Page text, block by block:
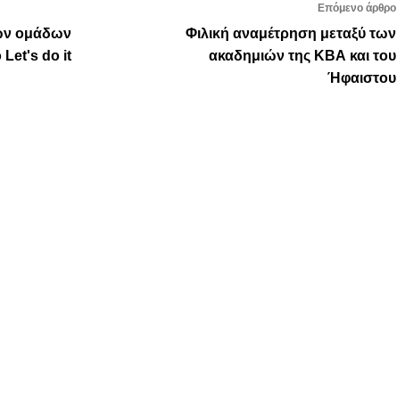
ομάδων
Let's do it
Επόμενο άρθρο
Φιλική αναμέτρηση μεταξύ των
ακαδημιών της ΚΒΑ και του
Ήφαιστου